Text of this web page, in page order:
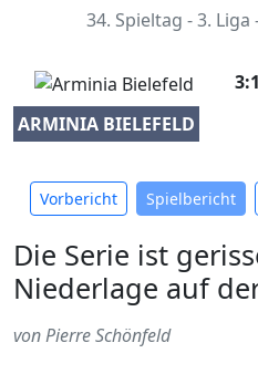
34. Spieltag - 3.
ARMINIA BIELEFELD
3:1
Vorbericht Spielbericht
Die Serie ist
Niederlage auf
von Pierre Schönfeld